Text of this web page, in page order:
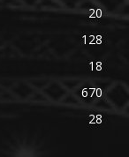
20
128
18
670
28